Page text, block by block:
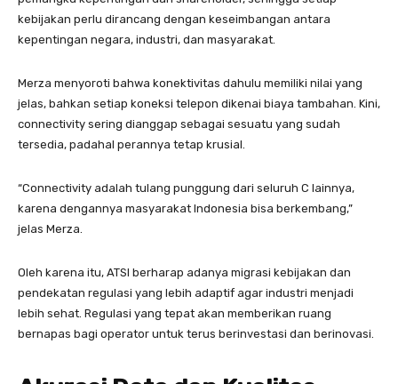
kebijakan perlu dirancang dengan keseimbangan antara
kepentingan negara, industri, dan masyarakat.
Merza menyoroti bahwa konektivitas dahulu memiliki nilai yang
jelas, bahkan setiap koneksi telepon dikenai biaya tambahan. Kini,
connectivity sering dianggap sebagai sesuatu yang sudah
tersedia, padahal perannya tetap krusial.
“Connectivity adalah tulang punggung dari seluruh C lainnya,
karena dengannya masyarakat Indonesia bisa berkembang,”
jelas Merza.
Oleh karena itu, ATSI berharap adanya migrasi kebijakan dan
pendekatan regulasi yang lebih adaptif agar industri menjadi
lebih sehat. Regulasi yang tepat akan memberikan ruang
bernapas bagi operator untuk terus berinvestasi dan berinovasi.